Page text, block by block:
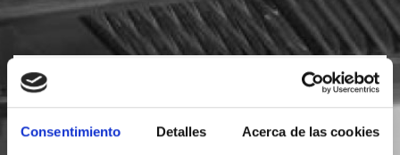
Consentimiento Detalles Acerca de las cookies
SOLICITA INFORMACIÓN